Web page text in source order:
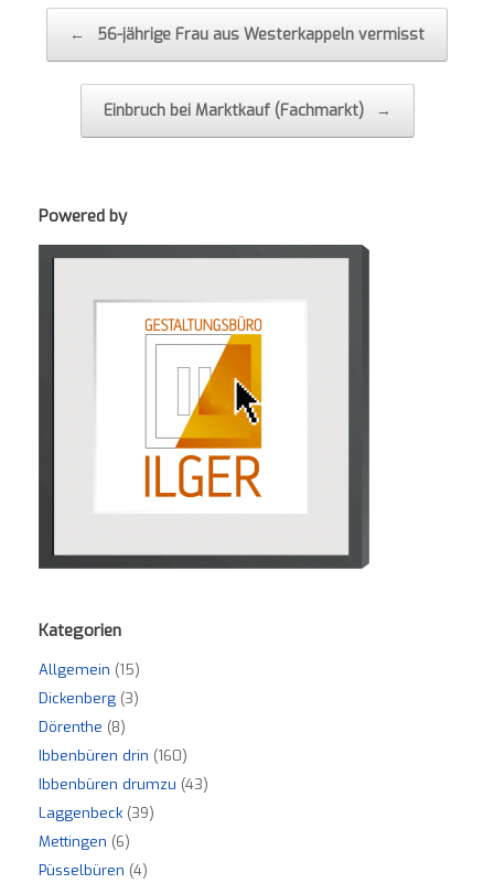
← 56-jährige Frau aus Westerkappeln vermisst
Einbruch bei Marktkauf (Fachmarkt) →
Powered by
Kategorien
Allgemein (15)
Dickenberg (3)
Dörenthe (8)
Ibbenbüren drin (160)
Ibbenbüren drumzu (43)
Laggenbeck (39)
Mettingen (6)
Püsselbüren (4)